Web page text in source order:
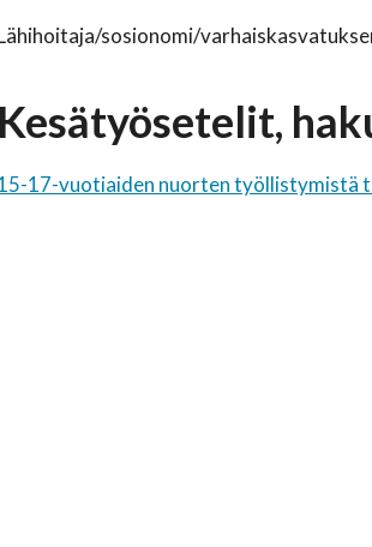
sosionomi/
Kesätyösetelit,
17-vuotiaiden nuorten työllistymistä